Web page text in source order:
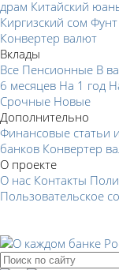
драм Китайский
Киргизский сом
Конвертер валют
Вклады
Все Пенсионные В
6 месяцев На 1 год
Срочные Новые
Дополнительно
Финансовые статьи
банков Конвертер
О проекте
О нас Контакты
Пользовательское